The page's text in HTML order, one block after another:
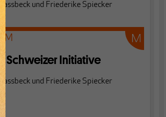
und Friederike Spiecker
Schweizer Initiative
und Friederike Spiecker